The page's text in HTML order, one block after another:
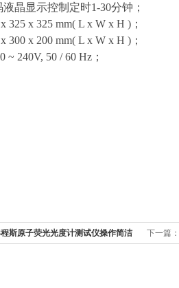
液晶显示控制定时1-30分钟；
325 x 325 mm( L x W x H ) ；
300 x 200 mm( L x W x H ) ；
~ 240V, 50 / 60 Hz ；
斯原子荧光光度计测试仪操作简洁 下一篇：